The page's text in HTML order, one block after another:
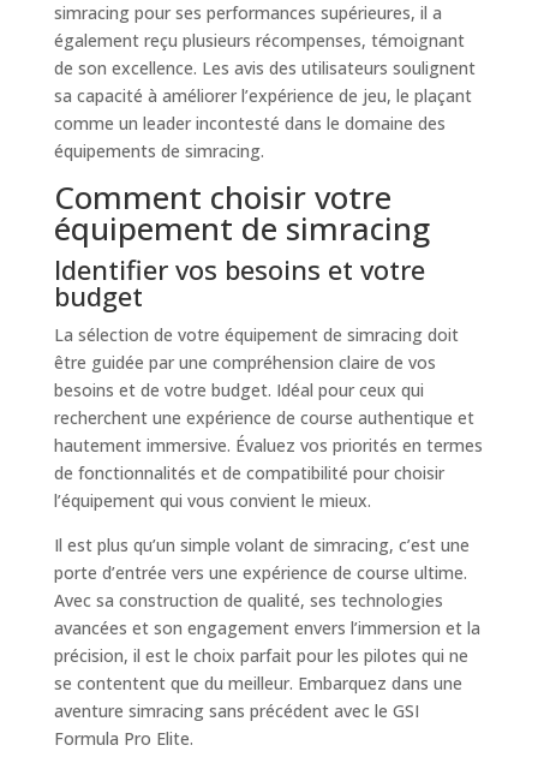
simracing pour ses performances supérieures, il a
également reçu plusieurs récompenses, témoignant
de son excellence. Les avis des utilisateurs soulignent
sa capacité à améliorer l’expérience de jeu, le plaçant
comme un leader incontesté dans le domaine des
équipements de simracing.
Comment choisir votre
équipement de simracing
Identifier vos besoins et votre
budget
La sélection de votre équipement de simracing doit
être guidée par une compréhension claire de vos
besoins et de votre budget. Idéal pour ceux qui
recherchent une expérience de course authentique et
hautement immersive. Évaluez vos priorités en termes
de fonctionnalités et de compatibilité pour choisir
l’équipement qui vous convient le mieux.
Il est plus qu’un simple volant de simracing, c’est une
porte d’entrée vers une expérience de course ultime.
Avec sa construction de qualité, ses technologies
avancées et son engagement envers l’immersion et la
précision, il est le choix parfait pour les pilotes qui ne
se contentent que du meilleur. Embarquez dans une
aventure simracing sans précédent avec le GSI
Formula Pro Elite.